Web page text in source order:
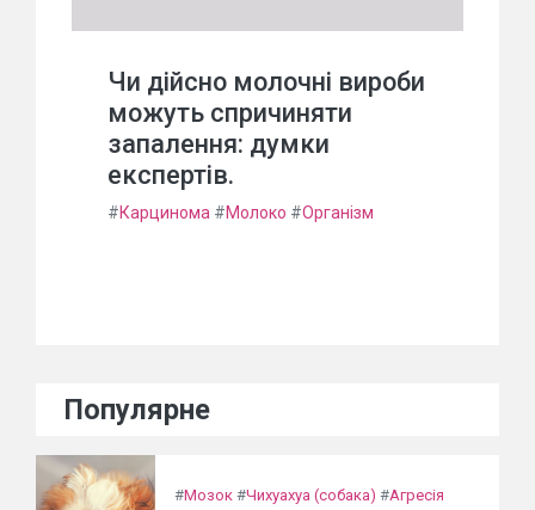
Чи дійсно молочні вироби
можуть спричиняти
запалення: думки
експертів.
#Карцинома #Молоко #Організм
Популярне
#Мозок #Чихуахуа (собака) #Агресія